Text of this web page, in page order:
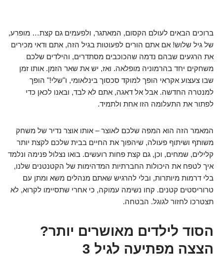
ברוכים הבאים לעולם הקסום, המאתגר, ולפעמים גם קצת… מופרע,
של גיל שלוש! אם אתם הורים לפעוטות בגיל הזה, אתם ודאי מכירים
את הרגעים שבהם נדמה שהכוכבים מסתדרים, והילדים שלכם
משחקים יחד בהרמוניה מופלאה. ואז, יש את שאר הזמן. אותו זמן
שבו צעצוע אקראי הופך למוקד סכסוך בינלאומי, ו"שלי!" הופך
למנטרה החדשה. אבל אל דאגה, אתם לא לבד, ובאנו לכאן כדי
לפתור את התעלומה הזו אחת ולתמיד.
המאמר הזה הוא המפה שלכם לאוצר – אותו אוצר נדיר של משחק
משותף ושיתוף פעולה, שיהפוך את החיים בבית שלכם לקצת יותר
קלילים, שמחים, וכן, גם קצת פחות רועשים. בואו נצלול פנימה ונלמד
איך לטפח את היכולות החברתיות המדהימות של הקטנטנים שלנו,
בלי דרמות מיותרות, ובלי להרגיש שאתם מנהלים משא ומתן עם
טרוריסטים קטנים. קחו נשימה עמוקה, כי אחרי שתסיימו לקרוא, לא
תצטרכו לחזור לגוגל. הבטחה.
הסוד לילדים מאושרים יותר?
הצצה מפתיעה לגיל 3